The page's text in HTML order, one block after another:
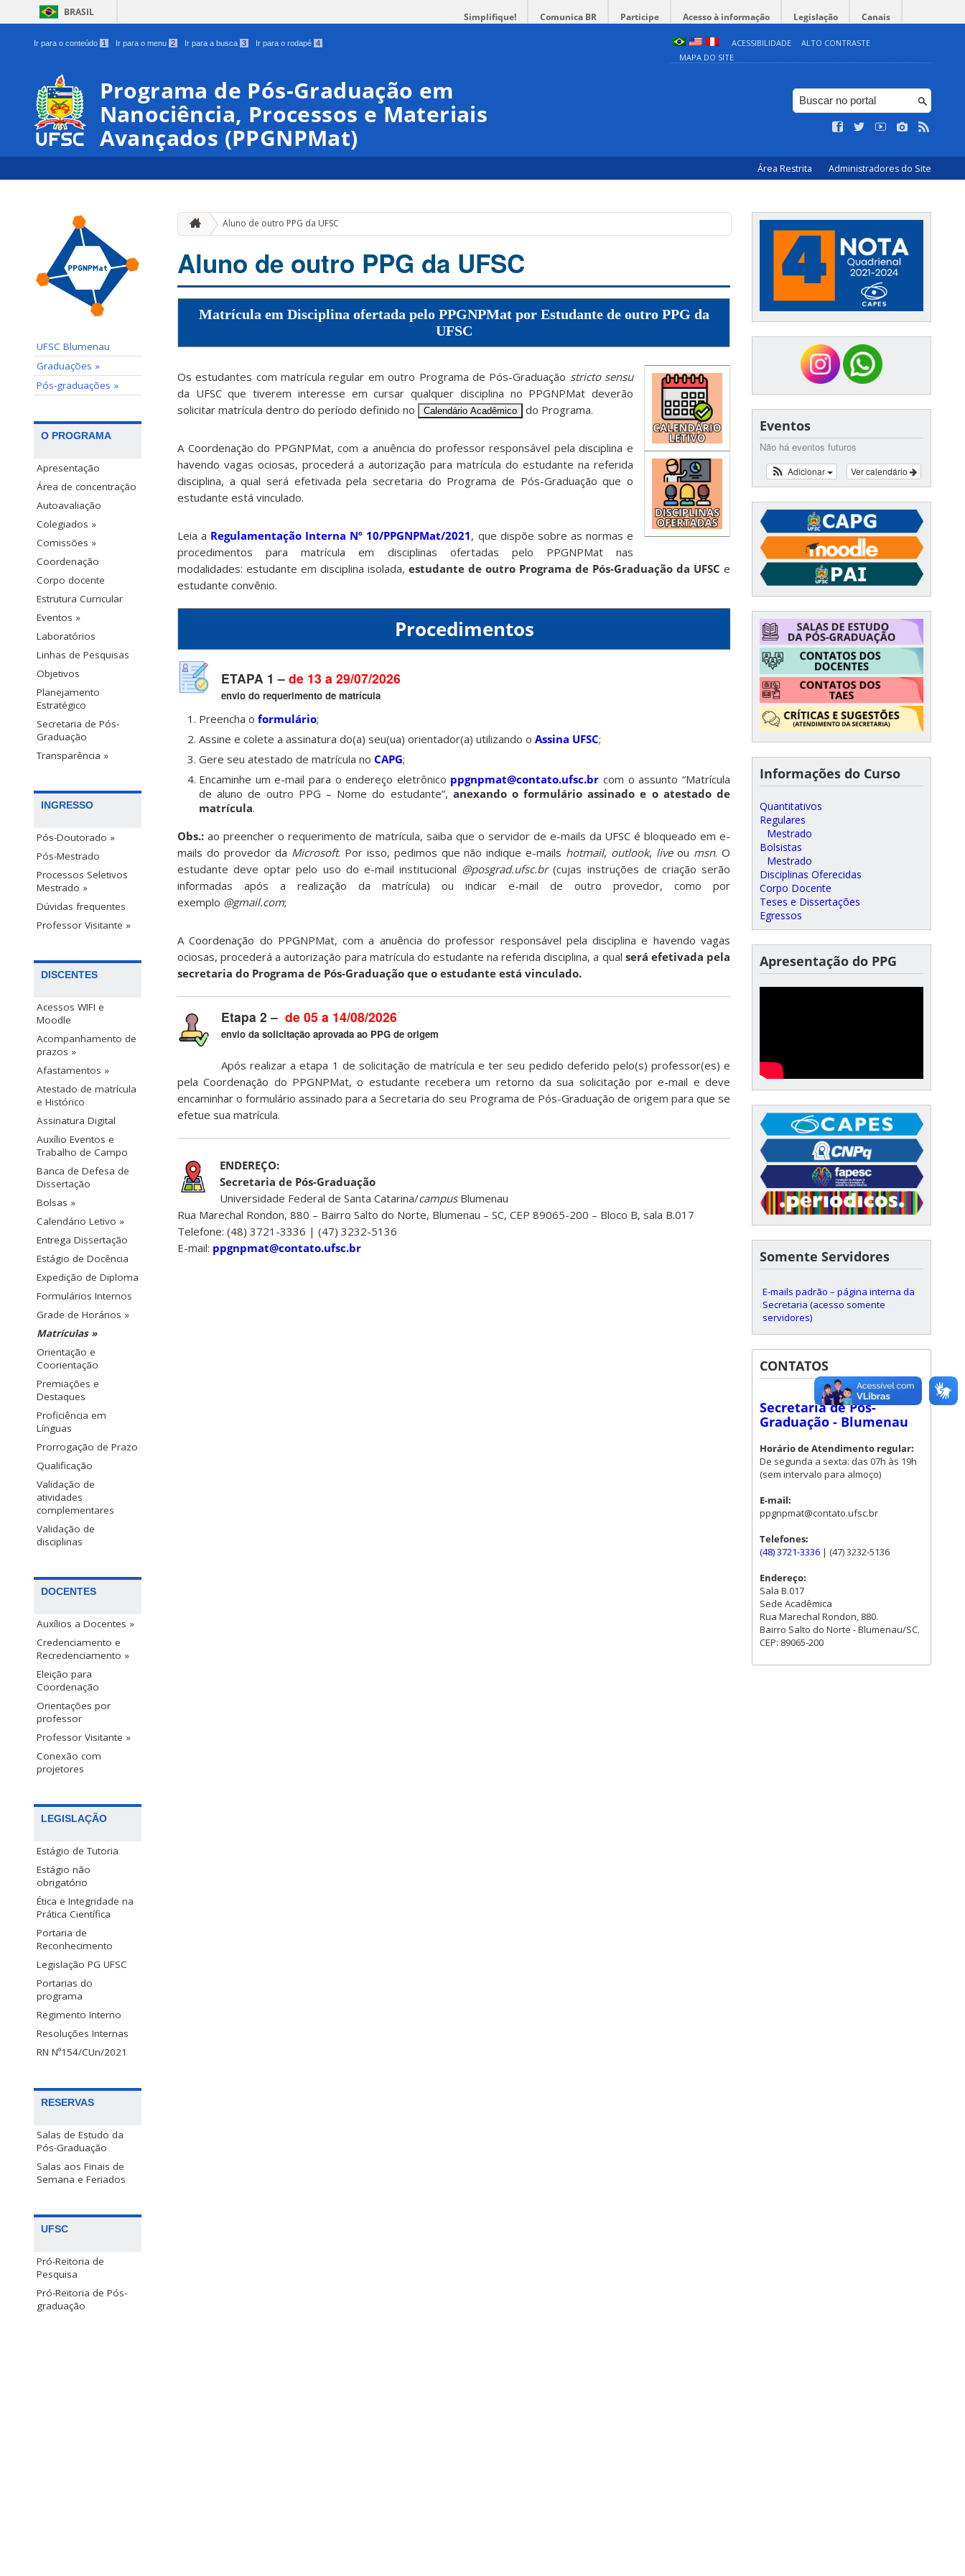
BRASIL Simplifique! Comunica BR Participe Acesso à informação Legislação Canais
Ir para o conteúdo 1 Ir para o menu 2 Ir para a busca 3 Ir para o rodapé 4 ACESSIBILIDADE
ALTO CONTRASTE
MAPA DO SITE
Programa de Pós-Graduação em
Nanociência, Processos e Materiais
Avançados (PPGNPMat)
Área Restrita Administradores do Site
UFSC Blumenau
Graduações »
Pós-graduações »
O PROGRAMA
Apresentação
Área de concentração
Autoavaliação
Colegiados »
Comissões »
Coordenação
Corpo docente
Estrutura Curricular
Eventos »
Laboratórios
Linhas de Pesquisas
Objetivos
Planejamento
Estratégico
Secretaria de Pós-
Graduação
Transparência »
INGRESSO
Pós-Doutorado »
Pós-Mestrado
Processos Seletivos
Mestrado »
Dúvidas frequentes
Professor Visitante »
DISCENTES
Acessos WIFI e
Moodle
Acompanhamento de
prazos »
Afastamentos »
Atestado de matrícula
e Histórico
Assinatura Digital
Auxílio Eventos e
Trabalho de Campo
Banca de Defesa de
Dissertação
Bolsas »
Calendário Letivo »
Entrega Dissertação
Estágio de Docência
Expedição de Diploma
Formulários Internos
Grade de Horários »
Matrículas »
Orientação e
Coorientação
Premiações e
Destaques
Proficiência em
Línguas
Prorrogação de Prazo
Qualificação
Validação de
atividades
complementares
Validação de
disciplinas
DOCENTES
Auxílios a Docentes »
Credenciamento e
Recredenciamento »
Eleição para
Coordenação
Orientações por
professor
Professor Visitante »
Conexão com
projetores
LEGISLAÇÃO
Estágio de Tutoria
Estágio não
obrigatório
Ética e Integridade na
Prática Científica
Portaria de
Reconhecimento
Legislação PG UFSC
Portarias do
programa
Regimento Interno
Resoluções Internas
RN Nº154/CUn/2021
RESERVAS
Salas de Estudo da
Pós-Graduação
Salas aos Finais de
Semana e Feriados
UFSC
Pró-Reitoria de
Pesquisa
Pró-Reitoria de Pós-
graduação
Aluno de outro PPG da UFSC
Aluno de outro PPG da UFSC
Matrícula em Disciplina ofertada pelo PPGNPMat por Estudante de outro PPG da
UFSC
Os estudantes com matrícula regular em outro Programa de Pós-Graduação stricto sensu
da UFSC que tiverem interesse em cursar qualquer disciplina no PPGNPMat deverão
solicitar matrícula dentro do período definido no
Calendário Acadêmico do Programa.
A Coordenação do PPGNPMat, com a anuência do professor responsável pela disciplina e
havendo vagas ociosas, procederá a autorização para matrícula do estudante na referida
disciplina, a qual será efetivada pela secretaria do Programa de Pós-Graduação que o
estudante está vinculado.
Leia a Regulamentação Interna Nº 10/PPGNPMat/2021, que dispõe sobre as normas e
procedimentos para matrícula em disciplinas ofertadas pelo PPGNPMat nas
modalidades: estudante em disciplina isolada, estudante de outro Programa de Pós-Graduação da UFSC e
estudante convênio.
Procedimentos
ETAPA 1 – de 13 a 29/07/2026
envio do requerimento de matrícula
Preencha o formulário;
Assine e colete a assinatura do(a) seu(ua) orientador(a) utilizando o Assina UFSC;
Gere seu atestado de matrícula no CAPG;
Encaminhe um e-mail para o endereço eletrônico ppgnpmat@contato.ufsc.br com o assunto “Matrícula
de aluno de outro PPG – Nome do estudante”, anexando o formulário assinado e o atestado de
matrícula.
Obs.: ao preencher o requerimento de matrícula, saiba que o servidor de e-mails da UFSC é bloqueado em e-
mails do provedor da Microsoft. Por isso, pedimos que não indique e-mails hotmail, outlook, liveou msn. O
estudante deve optar pelo uso do e-mail institucional @posgrad.ufsc.br(cujas instruções de criação serão
informadas após a realização da matrícula) ou indicar e-mail de outro provedor, como por
exemplo @gmail.com;
A Coordenação do PPGNPMat, com a anuência do professor responsável pela disciplina e havendo vagas
ociosas, procederá a autorização para matrícula do estudante na referida disciplina, a qual será efetivada pela
secretaria do Programa de Pós-Graduação que o estudante está vinculado.
Etapa 2 – de 05 a 14/08/2026
envio da solicitação aprovada ao PPG de origem
Após realizar a etapa 1 de solicitação de matrícula e ter seu pedido deferido pelo(s) professor(es) e
pela Coordenação do PPGNPMat, o estudante recebera um retorno da sua solicitação por e-mail e deve
encaminhar o formulário assinado para a Secretaria do seu Programa de Pós-Graduação de origem para que se
efetue sua matrícula.
ENDEREÇO:
Secretaria de Pós-Graduação
Universidade Federal de Santa Catarina/campusBlumenau
Rua Marechal Rondon, 880 – Bairro Salto do Norte, Blumenau – SC, CEP 89065-200 – Bloco B, sala B.017
Telefone: (48) 3721-3336 | (47) 3232-5136
E-mail: ppgnpmat@contato.ufsc.br
Eventos
Não há eventos futuros
Ver calendário
Adicionar
Informações do Curso
Quantitativos
Regulares
Mestrado
Bolsistas
Mestrado
Disciplinas Oferecidas
Corpo Docente
Teses e Dissertações
Egressos
Apresentação do PPG
Somente Servidores
E-mails padrão – página interna da
Secretaria (acesso somente
servidores)
CONTATOS
Secretaria de Pós-
Graduação - Blumenau
Horário de Atendimento regular:
De segunda a sexta: das 07h às 19h
(sem intervalo para almoço)
E-mail:
ppgnpmat@contato.ufsc.br
Telefones:
(48) 3721-3336 | (47) 3232-5136
Endereço:
Sala B.017
Sede Acadêmica
Rua Marechal Rondon, 880.
Bairro Salto do Norte - Blumenau/SC.
CEP: 89065-200